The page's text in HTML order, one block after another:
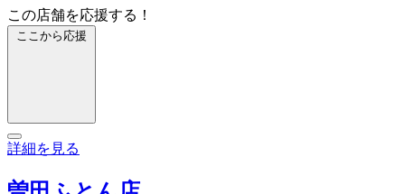
この店舗を応援する！
ここから応援
詳細を見る